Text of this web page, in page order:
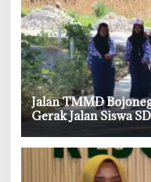
‎Jalan TMMD
Gerak Jalan Siswa